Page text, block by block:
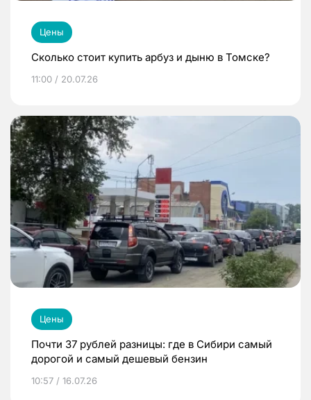
Цены
Сколько стоит купить арбуз и дыню в Томске?
11:00 / 20.07.26
Цены
Почти 37 рублей разницы: где в Сибири самый
дорогой и самый дешевый бензин
10:57 / 16.07.26